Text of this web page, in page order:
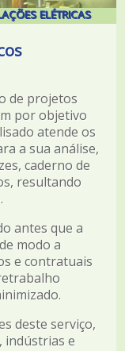
ELÉTRICAS
de projetos
por objetivo
atende os
a sua análise,
caderno de
resultando
antes que a
modo a
e contratuais
deste serviço,
indústrias e